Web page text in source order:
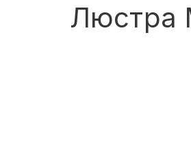
Люстра